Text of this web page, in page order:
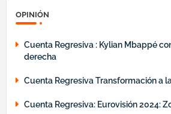
OPINIÓN
Cuenta Regresiva : Kylian Mbappé
derecha
Cuenta Regresiva Transformación a
Cuenta Regresiva: Eurovisión 2024: